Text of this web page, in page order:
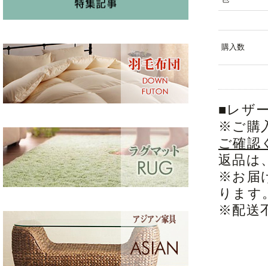
購入数
■レザ
※ご購
ご確認
返品は
※お届
ります
※配送